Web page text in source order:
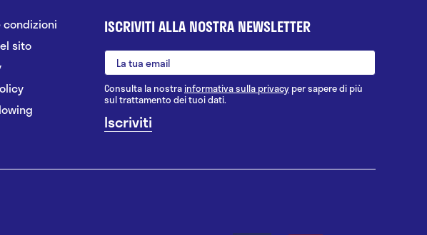
condizioni
sito
ISCRIVITI ALLA NOSTRA NEWSLETTER
Consulta la nostrainformativa sulla privacy per sapere di più
sul trattamento dei tuoi dati.